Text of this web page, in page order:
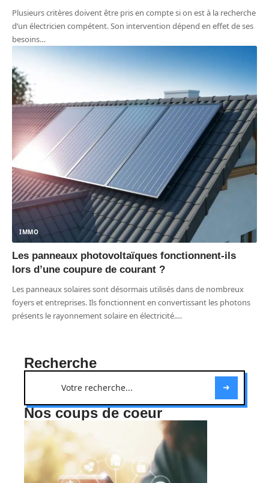
Plusieurs critères doivent être pris en compte si on est à la recherche
d’un électricien compétent. Son intervention dépend en effet de ses
besoins…
IMMO
Les panneaux photovoltaïques fonctionnent-ils
lors d’une coupure de courant ?
Les panneaux solaires sont désormais utilisés dans de nombreux
foyers et entreprises. Ils fonctionnent en convertissant les photons
présents le rayonnement solaire en électricité.…
Recherche
Nos coups de coeur